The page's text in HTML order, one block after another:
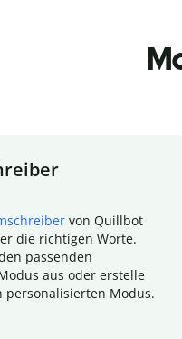
von Quillbot
die richtigen Worte.
passenden
aus oder erstelle
personalisierten Modus.